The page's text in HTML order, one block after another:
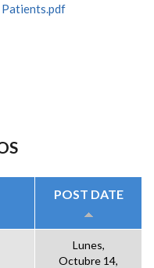
POST DATE
Lunes,
Octubre 14,